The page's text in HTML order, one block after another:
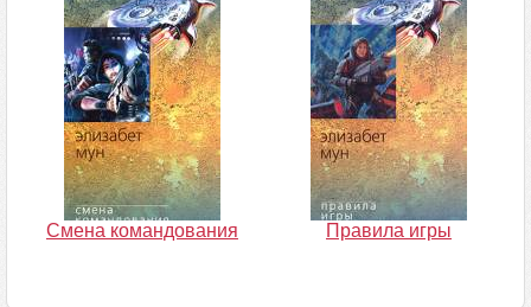
Смена командования Правила игры